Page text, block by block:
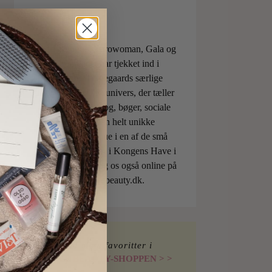
ELLE, Vogue, Eurowoman, Gala og
Aftonbladet har tjekket ind i
Charlotte Torpegaards særlige
ILOVEBEAUTYunivers, der tæller
både skønhedsblog, bøger, sociale
medier og den helt unikke
skønhedsboutique i en af de små
berømte pavilloner i Kongens Have i
København. Besøg os også online på
shop.ilovebeauty.dk.
Find mine favoritter i
I LOVE BEAUTY-SHOPPEN > >